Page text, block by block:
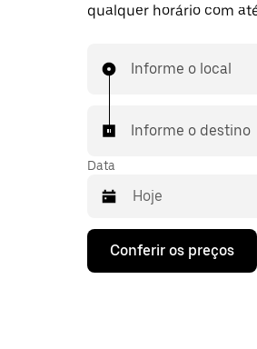
qualquer horário com
Informe o local
Informe o destino
Data
Pressione
seta
Conferir os preços